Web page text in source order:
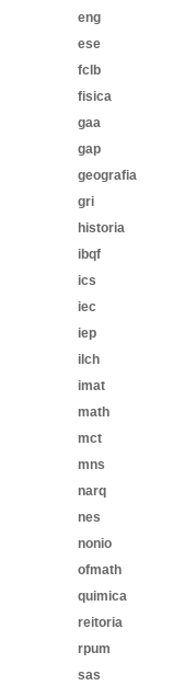
eng
ese
fclb
fisica
gaa
gap
geografia
gri
historia
ibqf
ics
iec
iep
ilch
imat
math
mct
mns
narq
nes
nonio
ofmath
quimica
reitoria
rpum
sas